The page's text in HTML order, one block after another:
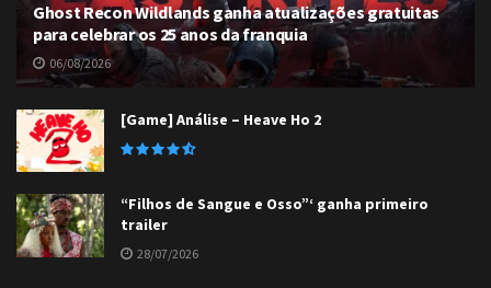
Ghost Recon Wildlands ganha atualizações gratuitas
para celebrar os 25 anos da franquia
06/08/2026
[Game] Análise – Heave Ho 2
“Filhos de Sangue e Osso”‘ ganha primeiro
trailer
28/07/2026